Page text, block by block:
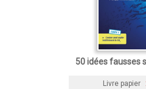
50 idées fausses
Livre papier